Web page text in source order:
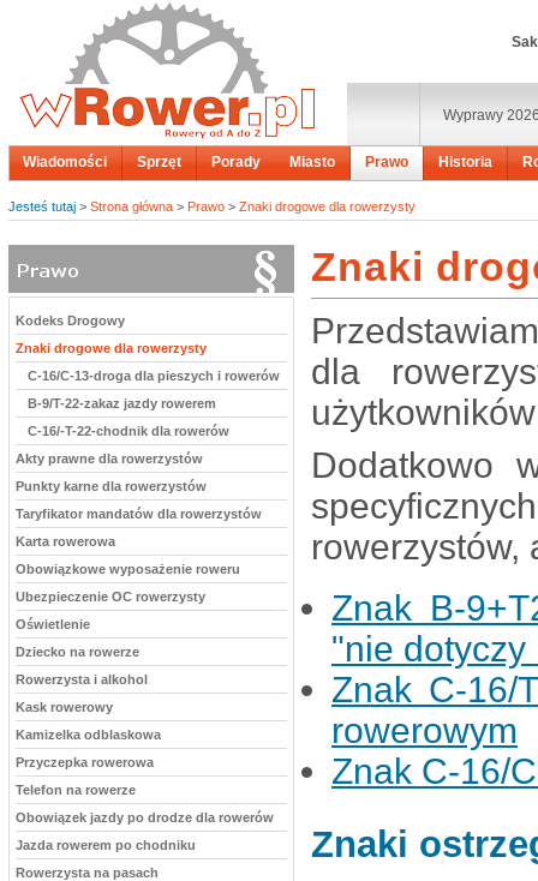
Wyprawy
Wiadomości Sprzęt Porady Miasto Prawo Historia
Jesteś tutaj > Strona główna > Prawo > Znaki drogowe dla rowerzysty
Kodeks Drogowy
Znaki drogowe dla rowerzysty
C-16/C-13-droga dla pieszych i rowerów
B-9/T-22-zakaz jazdy rowerem
C-16/-T-22-chodnik dla rowerów
Akty prawne dla rowerzystów
Punkty karne dla rowerzystów
Taryfikator mandatów dla rowerzystów
Karta rowerowa
Obowiązkowe wyposażenie roweru
Ubezpieczenie OC rowerzysty
Oświetlenie
Dziecko na rowerze
Rowerzysta i alkohol
Kask rowerowy
Kamizelka odblaskowa
Przyczepka rowerowa
Telefon na rowerze
Obowiązek jazdy po drodze dla rowerów
Jazda rowerem po chodniku
Rowerzysta na pasach
Znaki
dla
Dodatkowo
rowerzystów,
Znak B-
"nie dotyczy
Znak C-16/
rowerowym
Znak C-16/
Znaki